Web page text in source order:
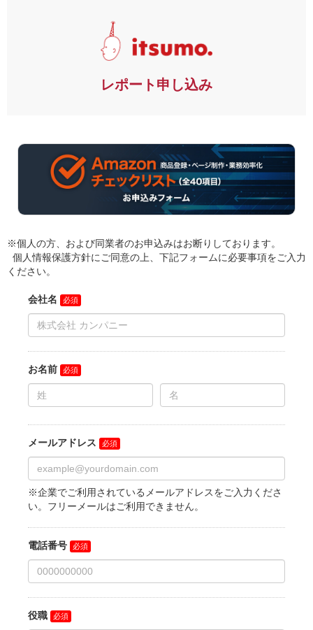
レポート申し込み
※個人の方、および同業者のお申込みはお断りしております。
個人情報保護方針にご同意の上、下記フォームに必要事項をご入力
ください。
会社名
お名前
メールアドレス
※企業でご利用されているメールアドレスをご入力くださ
い。フリーメールはご利用できません。
電話番号
役職